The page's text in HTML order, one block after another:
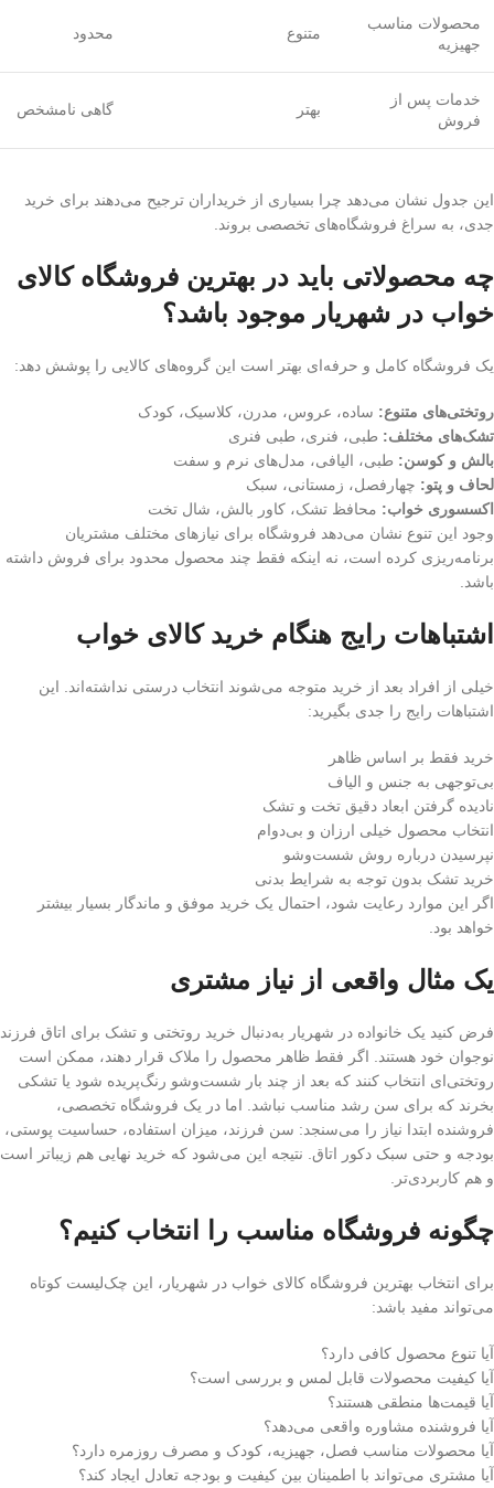
محصولات مناسب
جهیزیه
متنوع محدود
خدمات پس از
فروش
بهتر گاهی نامشخص
این جدول نشان می‌دهد چرا بسیاری از خریداران ترجیح می‌دهند برای خرید
جدی، به سراغ فروشگاه‌های تخصصی بروند.
چه محصولاتی باید در بهترین فروشگاه کالای
خواب در شهریار موجود باشد؟
یک فروشگاه کامل و حرفه‌ای بهتر است این گروه‌های کالایی را پوشش دهد:
روتختی‌های متنوع: ساده، عروس، مدرن، کلاسیک، کودک
تشک‌های مختلف: طبی، فنری، طبی فنری
بالش و کوسن: طبی، الیافی، مدل‌های نرم و سفت
لحاف و پتو: چهارفصل، زمستانی، سبک
اکسسوری خواب: محافظ تشک، کاور بالش، شال تخت
وجود این تنوع نشان می‌دهد فروشگاه برای نیازهای مختلف مشتریان
برنامه‌ریزی کرده است، نه اینکه فقط چند محصول محدود برای فروش داشته
باشد.
اشتباهات رایج هنگام خرید کالای خواب
خیلی از افراد بعد از خرید متوجه می‌شوند انتخاب درستی نداشته‌اند. این
اشتباهات رایج را جدی بگیرید:
خرید فقط بر اساس ظاهر
بی‌توجهی به جنس و الیاف
نادیده گرفتن ابعاد دقیق تخت و تشک
انتخاب محصول خیلی ارزان و بی‌دوام
نپرسیدن درباره روش شست‌وشو
خرید تشک بدون توجه به شرایط بدنی
اگر این موارد رعایت شود، احتمال یک خرید موفق و ماندگار بسیار بیشتر
خواهد بود.
یک مثال واقعی از نیاز مشتری
فرض کنید یک خانواده در شهریار به‌دنبال خرید روتختی و تشک برای اتاق فرزند
نوجوان خود هستند. اگر فقط ظاهر محصول را ملاک قرار دهند، ممکن است
روتختی‌ای انتخاب کنند که بعد از چند بار شست‌وشو رنگ‌پریده شود یا تشکی
بخرند که برای سن رشد مناسب نباشد. اما در یک فروشگاه تخصصی،
فروشنده ابتدا نیاز را می‌سنجد: سن فرزند، میزان استفاده، حساسیت پوستی،
بودجه و حتی سبک دکور اتاق. نتیجه این می‌شود که خرید نهایی هم زیباتر است
و هم کاربردی‌تر.
چگونه فروشگاه مناسب را انتخاب کنیم؟
برای انتخاب بهترین فروشگاه کالای خواب در شهریار، این چک‌لیست کوتاه
می‌تواند مفید باشد:
آیا تنوع محصول کافی دارد؟
آیا کیفیت محصولات قابل لمس و بررسی است؟
آیا قیمت‌ها منطقی هستند؟
آیا فروشنده مشاوره واقعی می‌دهد؟
آیا محصولات مناسب فصل، جهیزیه، کودک و مصرف روزمره دارد؟
آیا مشتری می‌تواند با اطمینان بین کیفیت و بودجه تعادل ایجاد کند؟